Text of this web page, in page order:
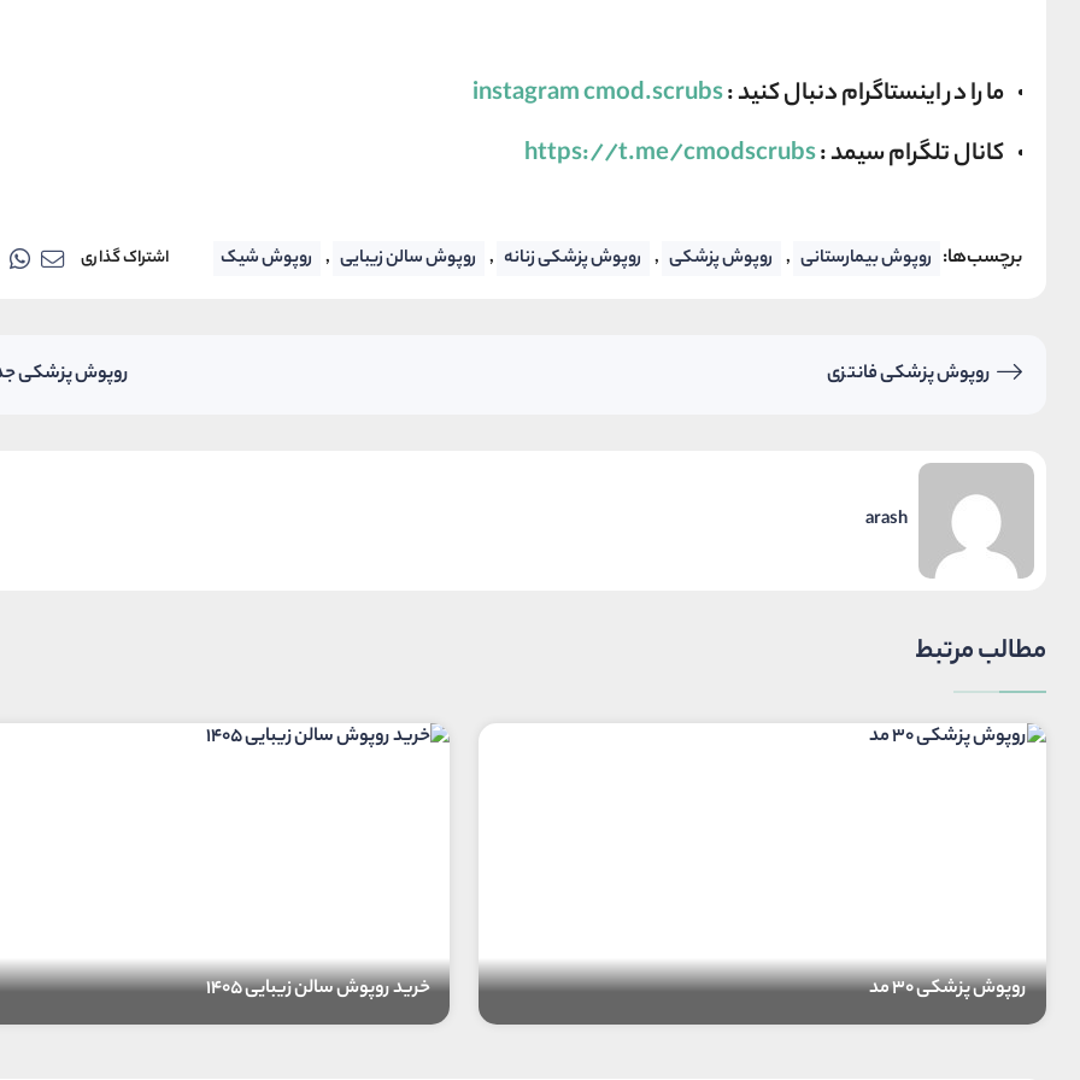
ما را در اینستاگرام دنبال کنید :instagram cmod.scrubs
کانال تلگرام سیمد :https://t.me/cmodscrubs
برچسب‌ها: روپوش بیمارستانی , روپوش پزشکی , روپوش پزشکی زنانه , روپوش سالن زیبایی , روپوش شیک اشتراک گذاری
روپوش پزشکی فانتزی روپوش پزشکی جدید
arash
مطالب مرتبط
روپوش پزشکی 30 مد خرید روپوش سالن زیبایی 1405